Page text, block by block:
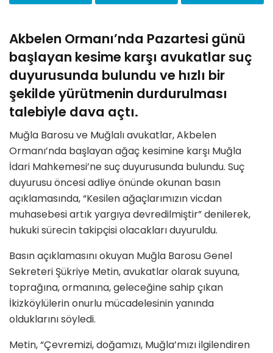
Akbelen Ormanı’nda Pazartesi günü
başlayan kesime karşı avukatlar suç
duyurusunda bulundu ve hızlı bir
şekilde yürütmenin durdurulması
talebiyle dava açtı.
Muğla Barosu ve Muğlalı avukatlar, Akbelen
Ormanı’nda başlayan ağaç kesimine karşı Muğla
İdari Mahkemesi’ne suç duyurusunda bulundu. Suç
duyurusu öncesi adliye önünde okunan basın
açıklamasında, “Kesilen ağaçlarımızın vicdan
muhasebesi artık yargıya devredilmiştir” denilerek,
hukuki sürecin takipçisi olacakları duyuruldu.
Basın açıklamasını okuyan Muğla Barosu Genel
Sekreteri Şükriye Metin, avukatlar olarak suyuna,
toprağına, ormanına, geleceğine sahip çıkan
İkizköylülerin onurlu mücadelesinin yanında
olduklarını söyledi.
Metin, “Çevremizi, doğamızı, Muğla’mızı ilgilendiren